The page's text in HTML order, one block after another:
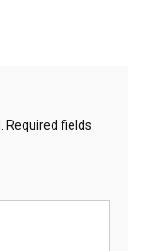
Required fields